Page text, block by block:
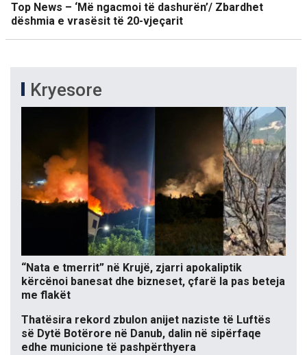
Top News – ‘Më ngacmoi të dashurën’/ Zbardhet
dëshmia e vrasësit të 20-vjeçarit
Kryesore
“Nata e tmerrit” në Krujë, zjarri apokaliptik
kërcënoi banesat dhe bizneset, çfarë la pas beteja
me flakët
Thatësira rekord zbulon anijet naziste të Luftës
së Dytë Botërore në Danub, dalin në sipërfaqe
edhe municione të pashpërthyera